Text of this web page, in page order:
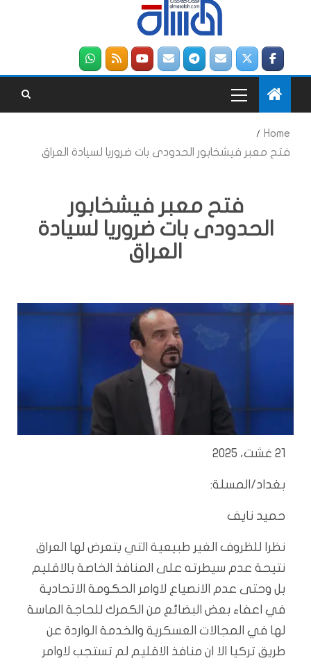
Home
فتح معبر فيشخابور الحدودى بات ضروريا لسيادة العراق
فتح معبر فيشخابور
الحدودى بات ضروريا لسيادة
العراق
21 غشت، 2025
بغداد/المسلة:
حميد نايف
نظرا للظروف الغير طبيعية التي يتعرض لها العراق
نتيحة عدم سيطرته على المنافذ الخاصة بالاقليم
بل وحتى عدم الانصياع لاوامر الحكومة الاتحادية
في اعفاء بعض البضائع من الكمرك للحاجة الماسة
لها في المجالات العسكرية والخدمة الواردة عن
طريق تركيا الا ان منافذ الاقليم لم تستجب لاوامر